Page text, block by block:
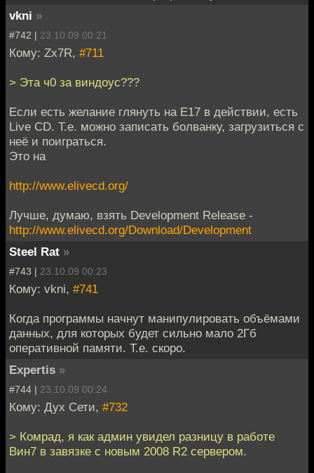
vkni »
#742 | 23.10.09 00:21
Кому: Zx7R, #711
> Эта ч0 за виндоус???
Если есть желание глянуть на E17 в действии, есть
Live CD. Т.е. можно записать болванку, загрузиться с
неё и поиграться.
Это на
http://www.elivecd.org/
Лучше, думаю, взять Development Release -
http://www.elivecd.org/Download/Development
Steel Rat »
#743 | 23.10.09 00:23
Кому: vkni, #741
Когда программы начнут манипулировать объёмами
данных, для которых будет сильно мало 2Гб
оперативной памяти. Т.е. скоро.
Expertis »
#744 | 23.10.09 00:24
Кому: Дух Сети, #732
> Комрад, я как админ увидел разницу в работе
Вин7 в завязке с новым 2008 R2 сервером.